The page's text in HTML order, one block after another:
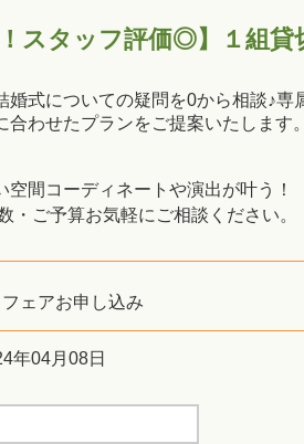
スタッフ評価◎】１組
婚式についての疑問を0から相談♪
合わせたプランをご提案いたしま
空間コーディネートや演出が叶う！
ご予算お気軽にご相談ください。
フェアお申し込み
年04月08日